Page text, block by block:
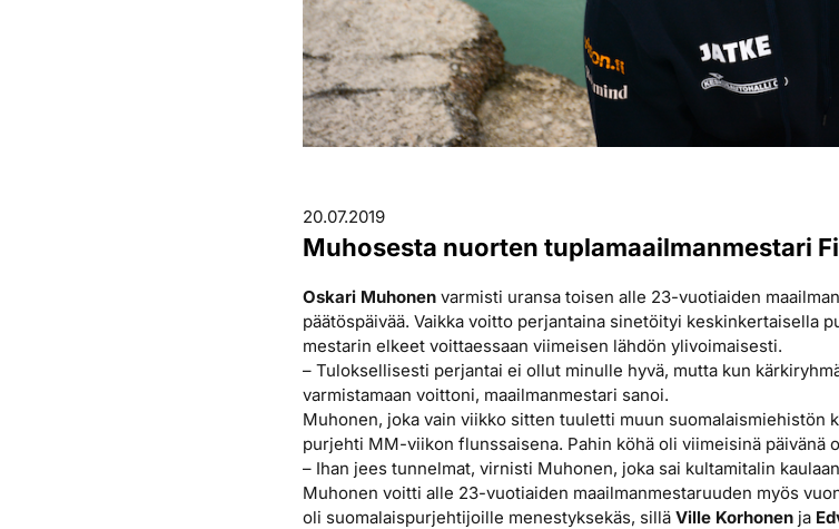
20.07.2019
Muhosesta nuorten tuplamaailmanmestari
Oskari Muhonen varmisti uransa toisen alle 23-vuotiaiden
päätöspäivää. Vaikka voitto perjantaina sinetöityi keskinkertaisella
mestarin elkeet voittaessaan viimeisen lähdön ylivoimaisesti.
– Tuloksellisesti perjantai ei ollut minulle hyvä, mutta kun
varmistamaan voittoni, maailmanmestari sanoi.
Muhonen, joka vain viikko sitten tuuletti muun suomalaismiehistön
purjehti MM-viikon flunssaisena. Pahin köhä oli viimeisinä päivänä
– Ihan jees tunnelmat, virnisti Muhonen, joka sai kultamitalin
Muhonen voitti alle 23-vuotiaiden maailmanmestaruuden myös
oli suomalaispurjehtijoille menestyksekäs, sillä Ville Korhonen ja